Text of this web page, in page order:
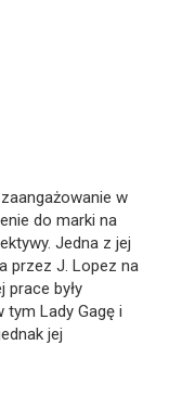
w
do marki na
Jedna z jej
przez J. Lopez na
prace były
tym Lady Gagę i
jej